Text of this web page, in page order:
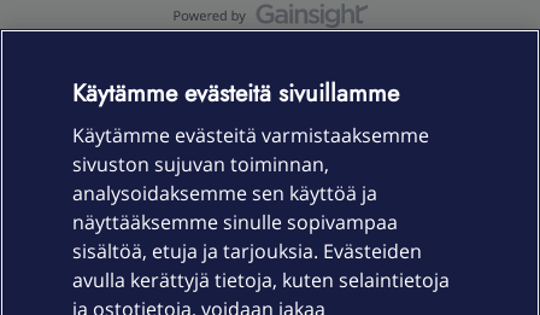
Laitteet & liittymät
Palvelut
Käytämme evästeitä sivuillamme
Käytämme evästeitä varmistaaksemme
sivuston sujuvan toiminnan,
analysoidaksemme sen käyttöä ja
näyttääksemme sinulle sopivampaa
sisältöä, etuja ja tarjouksia. Evästeiden
avulla kerättyjä tietoja, kuten selaintietoja
ja ostotietoja, voidaan jakaa